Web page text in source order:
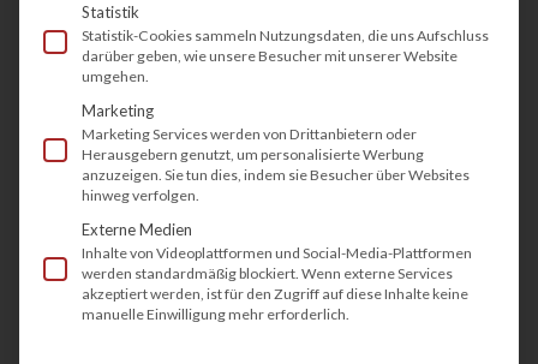
Sie möchten einen Kopierer
oder Drucker mieten? In
wenigen Schritten zum
individuellen Angebot
Step1of 10
Wieviele Drucker / Kopierer benötigen Sie?
Statistik
Statistik-Cookies sammeln Nutzungsdaten, die uns Aufschluss
darüber geben, wie unsere Besucher mit unserer Website
umgehen.
Marketing
Marketing Services werden von Drittanbietern oder
Herausgebern genutzt, um personalisierte Werbung
anzuzeigen. Sie tun dies, indem sie Besucher über Websites
hinweg verfolgen.
Externe Medien
Inhalte von Videoplattformen und Social-Media-Plattformen
werden standardmäßig blockiert. Wenn externe Services
akzeptiert werden, ist für den Zugriff auf diese Inhalte keine
manuelle Einwilligung mehr erforderlich.